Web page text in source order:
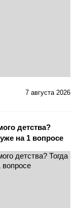
7 августа 2026
детства?
на 1 вопросе